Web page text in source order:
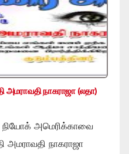
அமராவதி நாகராஜா (லதா)
நியோக் அமெரிக்காவை
அமராவதி நாகராஜா